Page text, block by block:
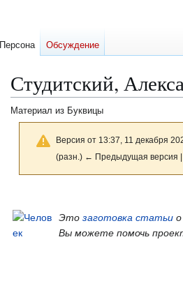
Студитский,
Материал из Буквицы
Версия от 13:37, 11 декабря
(разн.) ← Предыдущая версия
к
навигации
к
поиску
Это заготовка статьи
Вы можете помочь
Персона Обсуждение